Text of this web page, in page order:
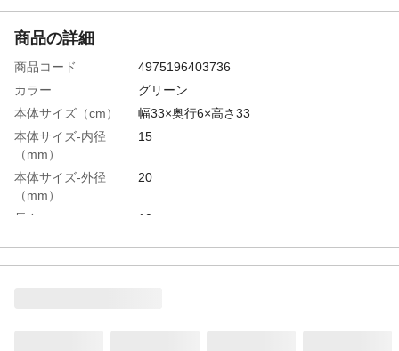
商品の詳細
商品コード
4975196403736
カラー
グリーン
本体サイズ（cm）
幅33×奥行6×高さ33
本体サイズ-内径
（mm）
15
本体サイズ-外径
（mm）
20
長さ
10m
用途
屋外一般散水用